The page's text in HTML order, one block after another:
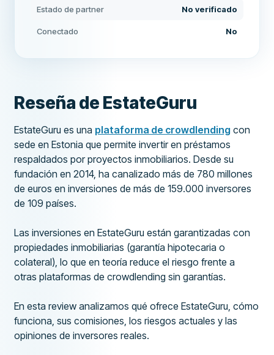
Estado de partner No verificado
Conectado No
Reseña de EstateGuru
EstateGuru es una plataforma de crowdlending con
sede en Estonia que permite invertir en préstamos
respaldados por proyectos inmobiliarios. Desde su
fundación en 2014, ha canalizado más de 780 millones
de euros en inversiones de más de 159.000 inversores
de 109 países.
Las inversiones en EstateGuru están garantizadas con
propiedades inmobiliarias (garantía hipotecaria o
colateral), lo que en teoría reduce el riesgo frente a
otras plataformas de crowdlending sin garantías.
En esta review analizamos qué ofrece EstateGuru, cómo
funciona, sus comisiones, los riesgos actuales y las
opiniones de inversores reales.